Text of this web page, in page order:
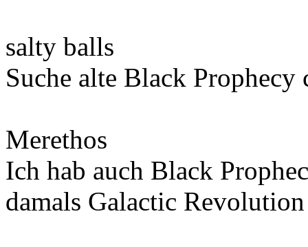
salty balls
Suche alte Black Prophecy
Merethos
Ich hab auch Black
damals Galactic Revolution